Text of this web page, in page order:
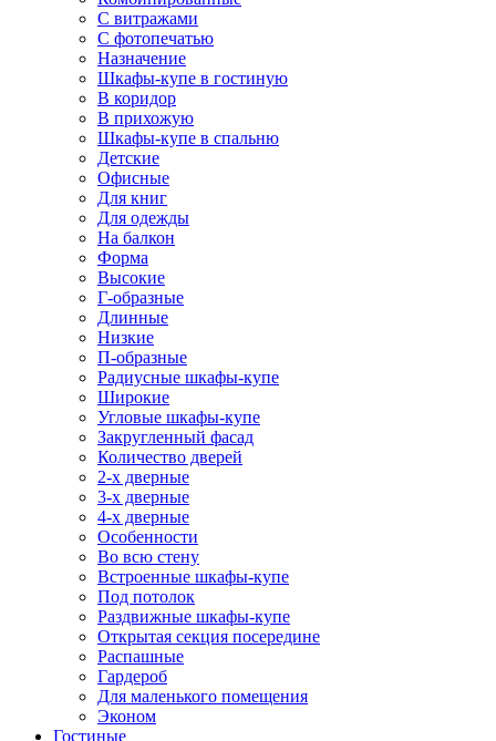
С витражами
С фотопечатью
Назначение
Шкафы-купе в гостиную
В коридор
В прихожую
Шкафы-купе в спальню
Детские
Офисные
Для книг
Для одежды
На балкон
Форма
Высокие
Г-образные
Длинные
Низкие
П-образные
Радиусные шкафы-купе
Широкие
Угловые шкафы-купе
Закругленный фасад
Количество дверей
2-х дверные
3-х дверные
4-х дверные
Особенности
Во всю стену
Встроенные шкафы-купе
Под потолок
Раздвижные шкафы-купе
Открытая секция посередине
Распашные
Гардероб
Для маленького помещения
Эконом
Гостиные